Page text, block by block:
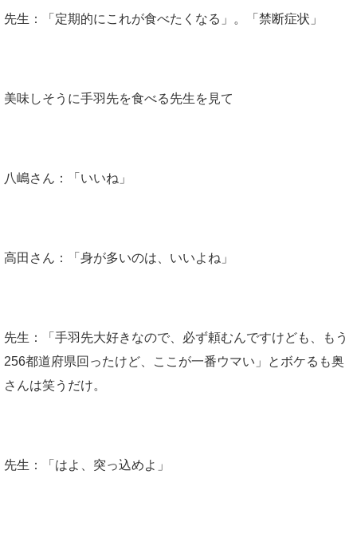
先生：「定期的にこれが食べたくなる」。「禁断症状」
美味しそうに手羽先を食べる先生を見て
八嶋さん：「いいね」
高田さん：「身が多いのは、いいよね」
先生：「手羽先大好きなので、必ず頼むんですけども、もう
256都道府県回ったけど、ここが一番ウマい」とボケるも奥
さんは笑うだけ。
先生：「はよ、突っ込めよ」